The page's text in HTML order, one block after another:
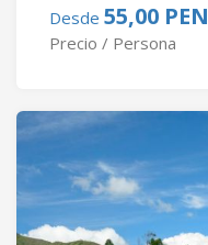
Desde 55,00 PEN
Precio / Persona